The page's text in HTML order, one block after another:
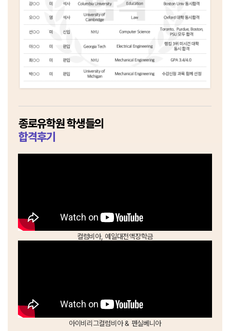
종로유학원 학생들의
합격후기
컬럼비아, 예일대전액장학금
아이비리그컬럼비아 & 펜실베니아